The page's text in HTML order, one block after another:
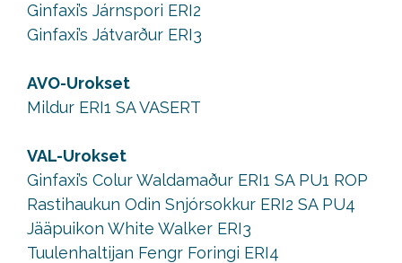
Ginfaxi’s Járnspori ERI2
Ginfaxi’s Játvarður ERI3
AVO-Urokset
Mildur ERI1 SA VASERT
VAL-Urokset
Ginfaxi’s Colur Waldamaður ERI1 SA PU1 ROP
Rastihaukun Odin Snjórsokkur ERI2 SA PU4
Jääpuikon White Walker ERI3
Tuulenhaltijan Fengr Foringi ERI4